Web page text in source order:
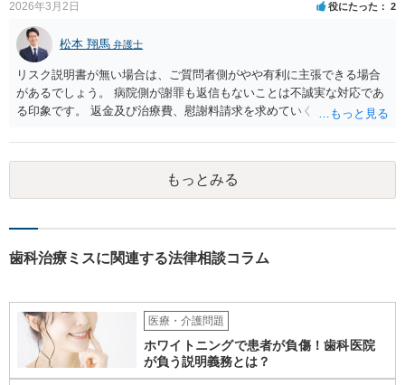
2026年3月2日 役にたった 2
松本 翔馬 弁護士
リスク説明書が無い場合は、ご質問者側がやや有利に主張できる場合
があるでしょう。 病院側が謝罪も返信もないことは不誠実な対応であ
る印象です。 返金及び治療費、慰謝料請求を求めていくことになるか
代理人として病院側との交渉窓口となることも方法の一つです。 ご自
身で内容証明を出される場合、書面にご質問者の不利になる事情を記
載した場合はそれ以降の交渉ハードルが上がってしまうため慎重に検
討されるとよいでしょう。
もっとみる
歯科治療ミスに関連する法律相談コラム
医療・介護問題
ホワイトニングで患者が負傷！歯科医院
が負う説明義務とは？